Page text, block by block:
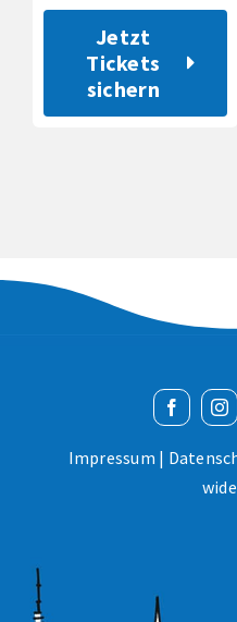
Jetzt
Tickets
sichern
Impressum |